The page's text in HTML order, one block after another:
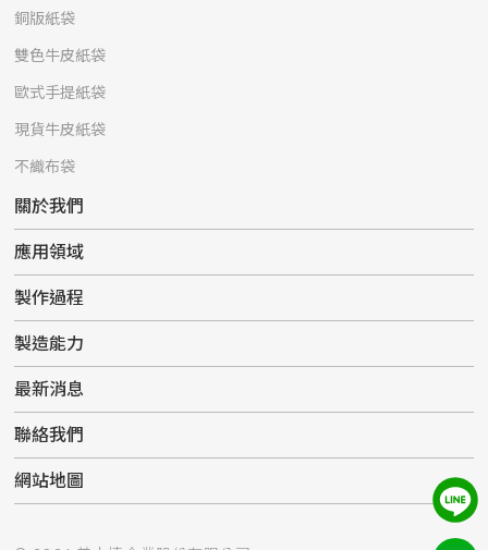
銅版紙袋
雙色牛皮紙袋
歐式手提紙袋
現貨牛皮紙袋
不織布袋
關於我們
應用領域
製作過程
製造能力
最新消息
聯絡我們
網站地圖